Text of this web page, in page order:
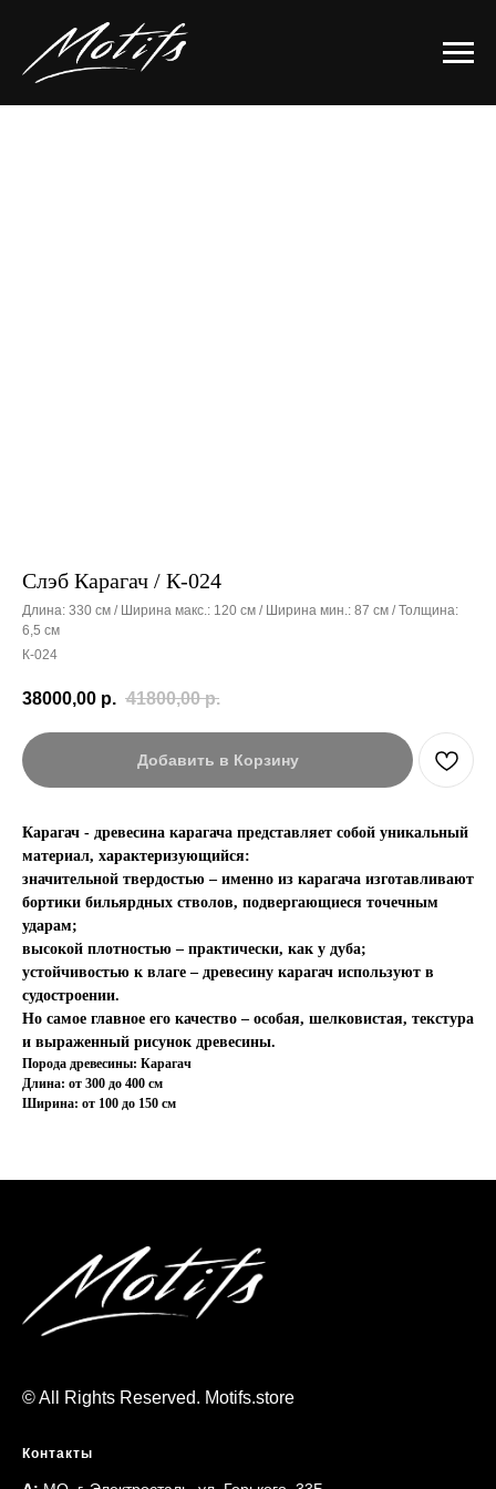
Слэб Карагач / К-024
Длина: 330 см / Ширина макс.: 120 см / Ширина мин.: 87 см / Толщина:
6,5 см
К-024
38000,00 р. 41800,00 р.
Добавить в Корзину
Карагач - древесина карагача представляет собой уникальный
материал, характеризующийся:
значительной твердостью – именно из карагача изготавливают
бортики бильярдных стволов, подвергающиеся точечным
ударам;
высокой плотностью – практически, как у дуба;
устойчивостью к влаге – древесину карагач используют в
судостроении.
Но самое главное его качество – особая, шелковистая, текстура
и выраженный рисунок древесины.
Порода древесины: Карагач
Длина: от 300 до 400 см
Ширина: от 100 до 150 см
© All Rights Reserved. Motifs.store
Контакты